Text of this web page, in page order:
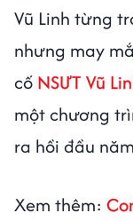
Vũ Linh từng
nhưng may
cố NSƯT Vũ
một chương
ra hồi đầu
Xem thêm: